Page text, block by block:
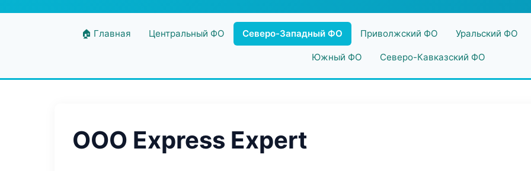
🏠 Главная Центральный ФО Северо-Западный ФО Приволжский ФО Уральский ФО
Южный ФО Северо-Кавказский ФО
ООО Express Expert